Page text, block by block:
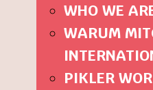
WHO WE
WARUM
PIKLER